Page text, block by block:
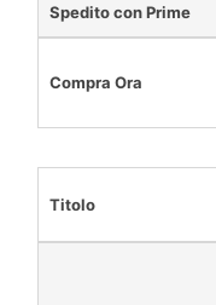
Spedito con Prime
Compra Ora
Titolo